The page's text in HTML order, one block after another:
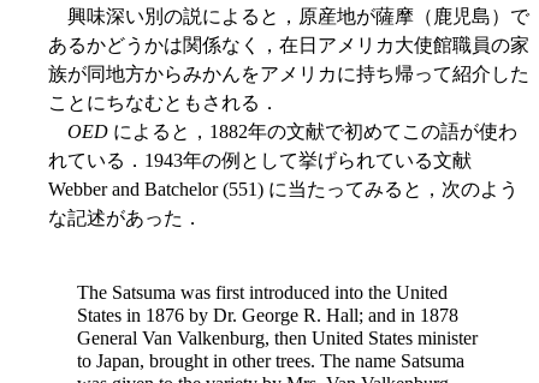
興味深い別の説によると，原産地が薩摩（鹿児島）で
あるかどうかは関係なく，在日アメリカ大使館職員の家
族が同地方からみかんをアメリカに持ち帰って紹介した
ことにちなむともされる．
OED によると，1882年の文献で初めてこの語が使わ
れている．1943年の例として挙げられている文献
Webber and Batchelor (551) に当たってみると，次のよう
な記述があった．
The Satsuma was first introduced into the United
States in 1876 by Dr. George R. Hall; and in 1878
General Van Valkenburg, then United States minister
to Japan, brought in other trees. The name Satsuma